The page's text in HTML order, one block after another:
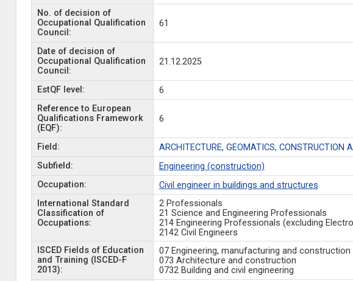
No. of decision of
Occupational Qualification
Council:
61
Date of decision of
Occupational Qualification
Council:
21.12.2025
EstQF level:
6
Reference to European
Qualifications Framework
(EQF):
6
Field:
ARCHITECTURE, GEOMATICS, CONSTRUCTION
Subfield:
Engineering (construction)
Occupation:
Civil engineer in buildings and structures
International Standard
Classification of
Occupations:
2 Professionals
21 Science and Engineering Professionals
214 Engineering Professionals (excluding
2142 Civil Engineers
ISCED Fields of Education
and Training (ISCED-F
2013):
07 Engineering, manufacturing and construction
073 Architecture and construction
0732 Building and civil engineering